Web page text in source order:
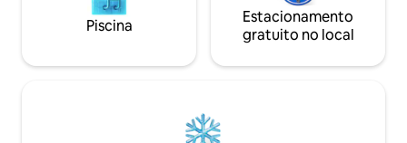
Piscina
Estacionamento
gratuito no local